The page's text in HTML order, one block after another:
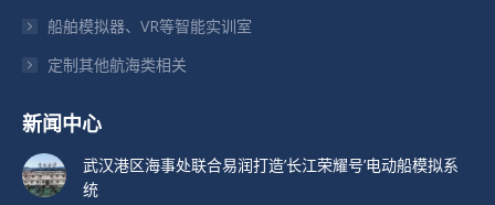
船舶模拟器、VR等智能实训室
定制其他航海类相关
新闻中心
武汉港区海事处联合易润打造’长江荣耀号’电动船模拟系
统